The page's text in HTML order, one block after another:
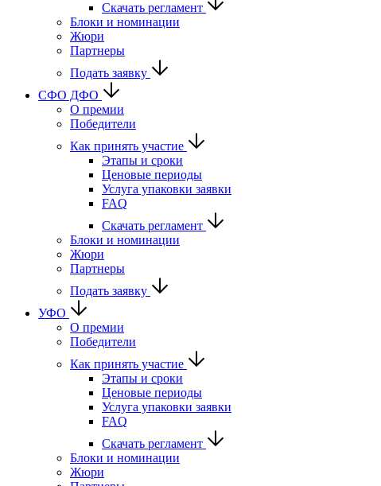
Скачать регламент
Блоки и номинации
Жюри
Партнеры
Подать заявку
CФО ДФО
О премии
Победители
Как принять участие
Этапы и сроки
Ценовые периоды
Услуга упаковки заявки
FAQ
Скачать регламент
Блоки и номинации
Жюри
Партнеры
Подать заявку
УФО
О премии
Победители
Как принять участие
Этапы и сроки
Ценовые периоды
Услуга упаковки заявки
FAQ
Скачать регламент
Блоки и номинации
Жюри